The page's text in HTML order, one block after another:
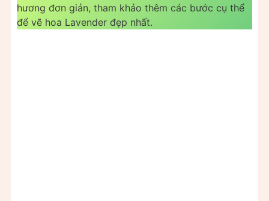
hương đơn giản, tham khảo thêm các bước cụ thể
để vẽ hoa Lavender đẹp nhất.